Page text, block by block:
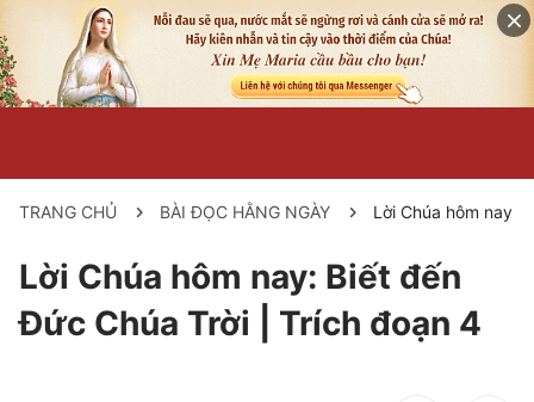
TRANG CHỦ BÀI ĐỌC HẰNG NGÀY Lời Chúa hôm nay
Lời Chúa hôm nay: Biết đến
Đức Chúa Trời | Trích đoạn 4